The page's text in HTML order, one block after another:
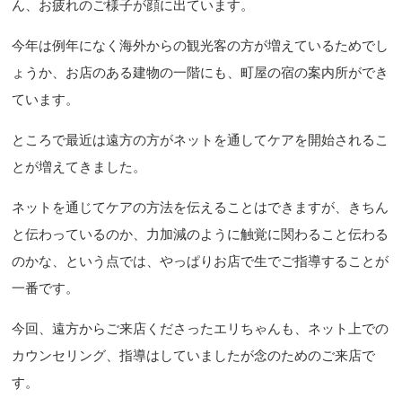
ん、お疲れのご様子が顔に出ています。
今年は例年になく海外からの観光客の方が増えているためでし
ょうか、お店のある建物の一階にも、町屋の宿の案内所ができ
ています。
ところで最近は遠方の方がネットを通してケアを開始されるこ
とが増えてきました。
ネットを通じてケアの方法を伝えることはできますが、きちん
と伝わっているのか、力加減のように触覚に関わること伝わる
のかな、という点では、やっぱりお店で生でご指導することが
一番です。
今回、遠方からご来店くださったエリちゃんも、ネット上での
カウンセリング、指導はしていましたが念のためのご来店で
す。